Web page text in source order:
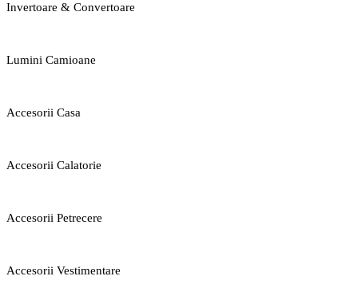
Invertoare & Convertoare
Lumini Camioane
Accesorii Casa
Accesorii Calatorie
Accesorii Petrecere
Accesorii Vestimentare